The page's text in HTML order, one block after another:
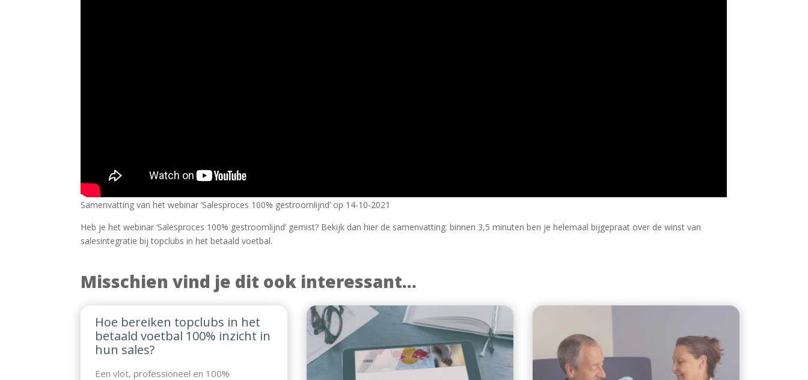
Samenvatting van het webinar ‘Salesproces 100% gestroomlijnd’ op 14-10-2021
Heb je het webinar ‘Salesproces 100% gestroomlijnd’ gemist? Bekijk dan hier de samenvatting. binnen 3,5 minuten ben je helemaal bijgepraat over de winst van
salesintegratie bij topclubs in het betaald voetbal.
Misschien vind je dit ook interessant...
Hoe bereiken topclubs in het
betaald voetbal 100% inzicht in
hun sales?
Een vlot, professioneel en 100%